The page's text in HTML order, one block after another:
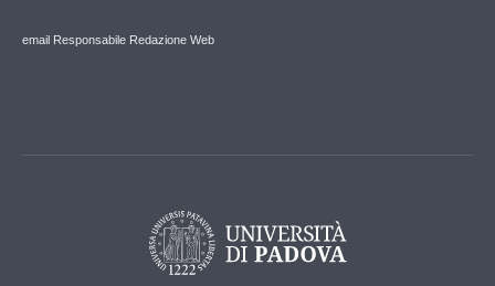
email Responsabile Redazione Web